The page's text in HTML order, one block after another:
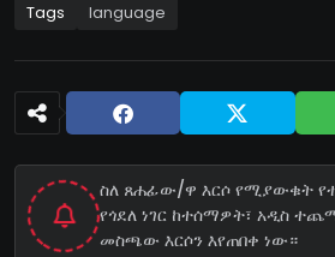
Tags language
ስለ ጸሐፊው/ዋ እርሶ የሚያውቁት
የጎደለ ነገር ከተሰማዎት፣ አዲስ
መስጫው እርሶን እየጠበቀ ነው።